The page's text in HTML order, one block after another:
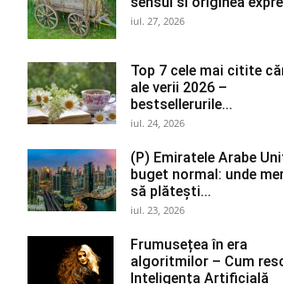
iul. 27, 2026
Top 7 cele mai citite
ale verii 2026 –
bestsellerurile...
iul. 24, 2026
(P) Emiratele Arabe
buget normal: unde
să plătești...
iul. 23, 2026
Frumusețea în era
algoritmilor – Cum
Inteligența Artificială